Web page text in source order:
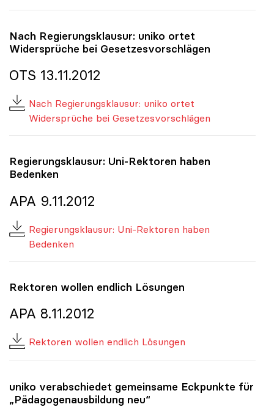
Nach Regierungsklausur: uniko ortet
Widersprüche bei Gesetzesvorschlägen
OTS 13.11.2012
Nach Regierungsklausur: uniko ortet
Widersprüche bei Gesetzesvorschlägen
Regierungsklausur: Uni-Rektoren haben
Bedenken
APA 9.11.2012
Regierungsklausur: Uni-Rektoren haben
Bedenken
Rektoren wollen endlich Lösungen
APA 8.11.2012
Rektoren wollen endlich Lösungen
uniko verabschiedet gemeinsame Eckpunkte für
„Pädagogenausbildung neu“